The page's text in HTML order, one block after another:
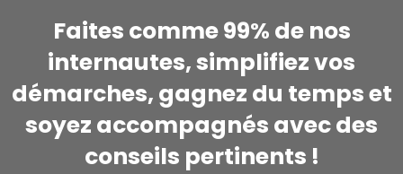
Faites comme 99% de nos
internautes, simplifiez vos
démarches, gagnez du temps et
soyez accompagnés avec des
conseils pertinents !